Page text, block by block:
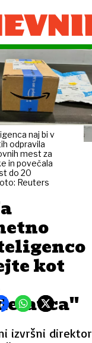
naj bi v
odpravila
mest za
in povečala
do 20
Reuters
kot
izvršni direktor